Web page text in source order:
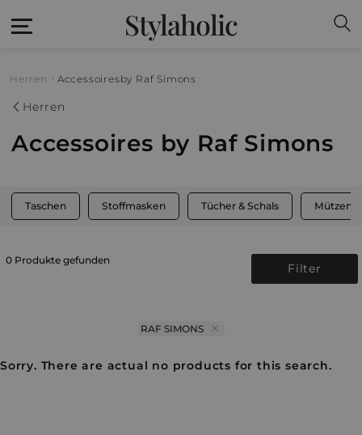
Stylaholic
Herren Accessoiresby Raf Simons
Herren
Accessoires by Raf Simons
Taschen Stoffmasken Tücher & Schals Mützen,
0 Produkte gefunden
Filter
RAF SIMONS
Sorry. There are actual no products for this search.